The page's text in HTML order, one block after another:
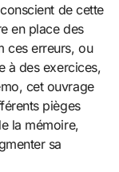
de cette
en place des
ces erreurs, ou
à des exercices,
cet ouvrage
pièges
la mémoire,
sa